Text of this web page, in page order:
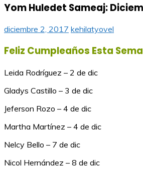
Yom Huledet Sameaj:
diciembre 2, 2017 kehilatyovel
Feliz Cumpleaños Esta
Leida Rodríguez – 2 de dic
Gladys Castillo – 3 de dic
Jeferson Rozo – 4 de dic
Martha Martínez – 4 de dic
Nelcy Bello – 7 de dic
Nicol Hernández – 8 de dic